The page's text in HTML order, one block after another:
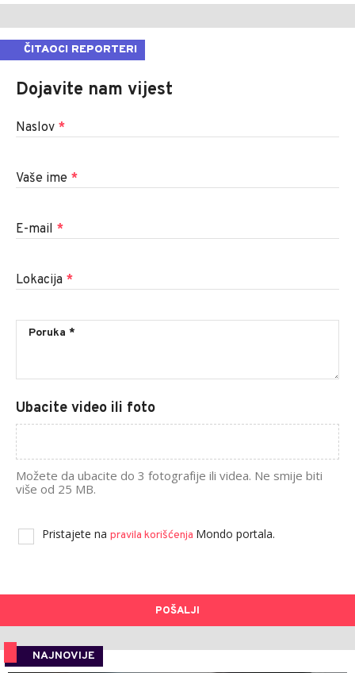
ČITAOCI REPORTERI
Dojavite nam vijest
Naslov *
Vaše ime *
E-mail *
Lokacija *
Ubacite video ili foto
Možete da ubacite do 3 fotografije ili videa. Ne smije biti
više od 25 MB.
Pristajete na pravila korišćenja Mondo portala.
POŠALJI
NAJNOVIJE